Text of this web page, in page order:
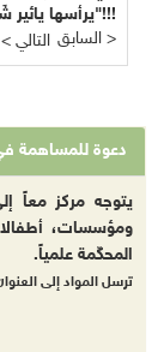
< التالي السابق >
دعوة للمساهمة
يتوجه مركز معاً
ومؤسسات، أطفالا
المحكّمة علمياً.
ترسل المواد إلى